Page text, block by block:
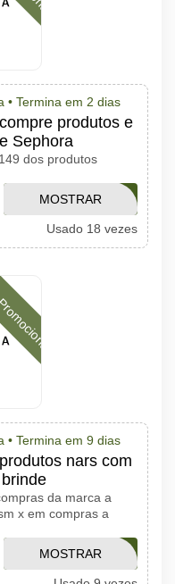
• Termina em 2 dias
produtos e
Sephora
dos produtos
ANASTASIA
MOSTRAR
CÓDIGO
Usado 18 vezes
• Termina em 9 dias
nars com
da marca a
x em compras a
AMONARS
MOSTRAR